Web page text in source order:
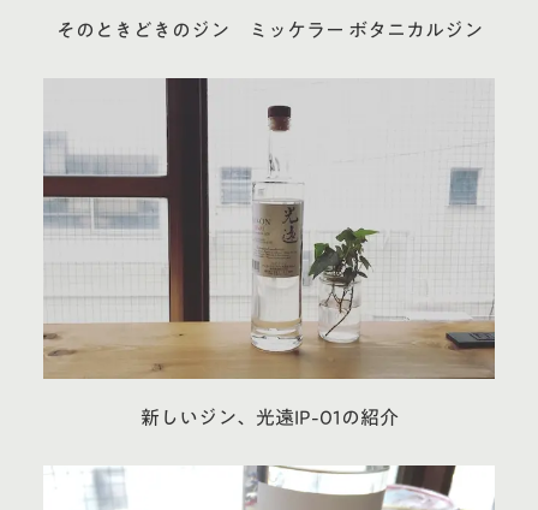
そのときどきのジン ミッケラー ボタニカルジン
新しいジン、光遠IP-01の紹介